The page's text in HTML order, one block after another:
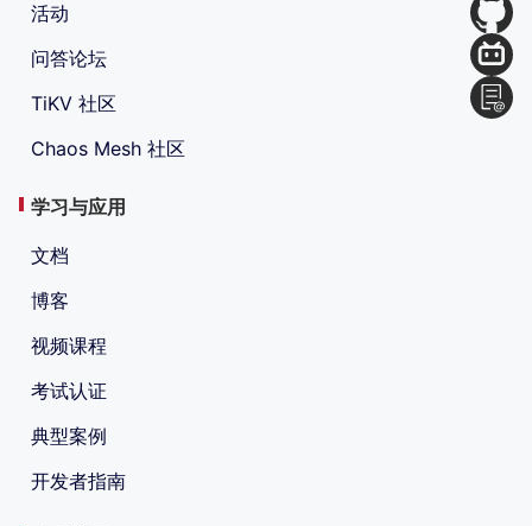
活动
问答论坛
TiKV 社区
Chaos Mesh 社区
学习与应用
文档
博客
视频课程
考试认证
典型案例
开发者指南